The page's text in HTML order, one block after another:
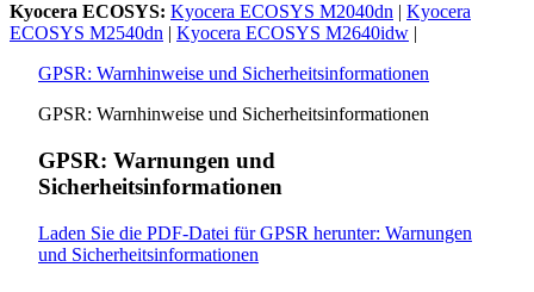
Kyocera ECOSYS: Kyocera ECOSYS M2040dn | Kyocera
ECOSYS M2540dn | Kyocera ECOSYS M2640idw |
GPSR: Warnhinweise und Sicherheitsinformationen
GPSR: Warnhinweise und Sicherheitsinformationen
GPSR: Warnungen und
Sicherheitsinformationen
Laden Sie die PDF-Datei für GPSR herunter: Warnungen
und Sicherheitsinformationen